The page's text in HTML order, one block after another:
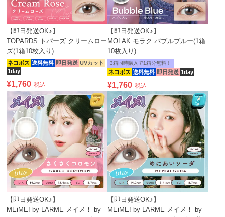
【即日発送OK♪】
TOPARDS トパーズ クリームロー
ズ(1箱10枚入り)
ネコポス 送料無料 即日発送 UVカット
1day
¥1,760 税込
【即日発送OK♪】
MOLAK モラク バブルブルー(1箱
10枚入り)
ネコポス 送料無料 即日発送 1day
3箱同時購入で1箱分無料！
¥1,760 税込
【即日発送OK♪】
MEiME! by LARME メイメ！ by
【即日発送OK♪】
MEiME! by LARME メイメ！ by